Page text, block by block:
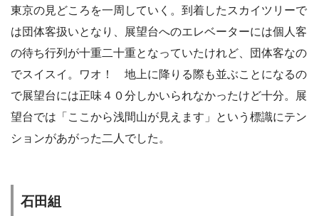
東京の見どころを一周していく。到着したスカイツリーで
は団体客扱いとなり、展望台へのエレベーターには個人客
の待ち行列が十重二十重となっていたけれど、団体客なの
でスイスイ。ワオ！ 地上に降りる際も並ぶことになるの
で展望台には正味４０分しかいられなかったけど十分。展
望台では「ここから浅間山が見えます」という標識にテン
ションがあがった二人でした。
石田組